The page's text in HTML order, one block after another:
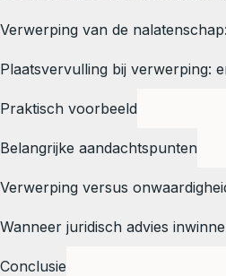
Verwerping van de
Plaatsvervulling bij verwerping:
Praktisch voorbeeld
Belangrijke aandachtspunten
Verwerping versus
Wanneer juridisch advies
Conclusie